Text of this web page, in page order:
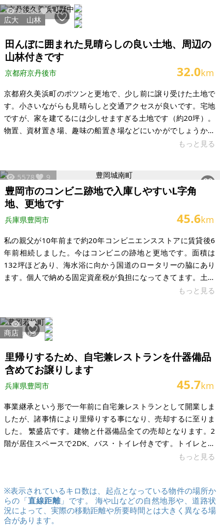
になります。建物30万円で売ります。プラス借地権30万円で
す。 夏は向かいの小川で家から蛍が見れます。風呂はボイラー
なのでガス契約しなくていいです。一階の四畳半位の和室にエ
アコン付いてます。二層式洗濯
30268
157
広大
山林
田んぼに囲まれた見晴らしの良い土地、周辺の
山林付きです
京都府京丹後市 32.0km
京都府久美浜町のポツンと更地で、少し前に譲り受けた土地で
す。小さいながらも見晴らしと交通アクセスが良いです。宅地
ですが、家を建てるには少しせますぎる土地です（約20坪）。
物置、資材置き場、趣味の船置き場などにいかがでしょうか。
その他、山林付きです。周辺の山林、飛び地になりますが合計
とがないような場所が多いです。ご希望であれば地図など送付
いたします。欲しい場所のみの切り売りも可能です。 賃貸の場
合、月額1万円を予定しています。お気軽にお問い合わせくださ
い。雑草は生え放題です
もっと見る
5578 9
豊岡市のコンビニ跡地で入庫しやすいL字角
地、更地です
兵庫県豊岡市 45.6km
私の親父が10年前まで約20年コンビニエンスストアに賃貸後6
年前相続しました。今はコンビニの跡地と更地です。面積は
132坪ほどあり、海水浴に向かう国道のロータリーの脇にあり
ます。個人で納める固定資産税が負担になってきてます。土地
の形は国道ロータリー側から裏側までL字型になってますので使
132坪 建物： 構造： 現況： 希望価格：1,200万円
もっと見る
8720 69
商店
里帰りするため、自宅兼レストランを什器備品
含めてお譲りします
兵庫県豊岡市 45.7km
事業継承という形で一年前に自宅兼レストランとして開業しま
したが、諸事情により里帰りする事になり、売却するに至りま
した。 繁盛店です。建物と什器備品全ての売却となります。2
階が居住スペースで2DK、バス・トイレ付きです。トイレと床
の改装をお勧めします。評価額は200～250万になります。 土
えたら安いと思います。 場所は市内のメインストリートで利便
性は高いです。ランチとディナータイムで5万～10万の売り上
げは見込めます。繁盛店でしたし、メインストリートなので、
もっと見る
※表示されているキロ数は、起点となっている物件の場所か
らの「直線距離」です。 海や山などの自然地形や、道路状
況によって、実際の移動距離や所要時間とは大きく異なる場
合があります。